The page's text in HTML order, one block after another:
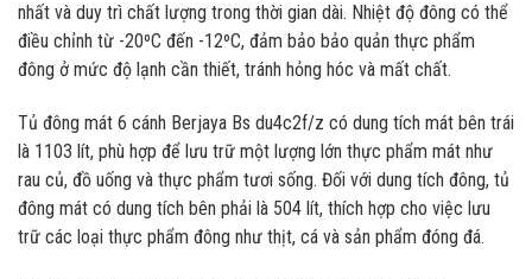
nhất và duy trì chất lượng trong thời gian dài. Nhiệt độ đông có thể
điều chỉnh từ -20ºC đến -12ºC, đảm bảo bảo quản thực phẩm
đông ở mức độ lạnh cần thiết, tránh hỏng hóc và mất chất.
Tủ đông mát 6 cánh Berjaya Bs du4c2f/z có dung tích mát bên trái
là 1103 lít, phù hợp để lưu trữ một lượng lớn thực phẩm mát như
rau củ, đồ uống và thực phẩm tươi sống. Đối với dung tích đông, tủ
đông mát có dung tích bên phải là 504 lít, thích hợp cho việc lưu
trữ các loại thực phẩm đông như thịt, cá và sản phẩm đóng đá.